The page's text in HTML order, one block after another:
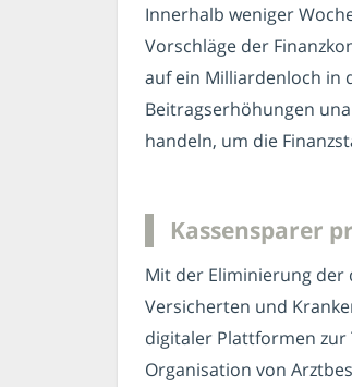
Innerhalb weniger
Vorschläge der
auf ein Milliardenloch in
Beitragserhöhungen
handeln, um die
Kassensparer
Mit der Eliminierung
Versicherten und
digitaler Plattformen
Organisation von